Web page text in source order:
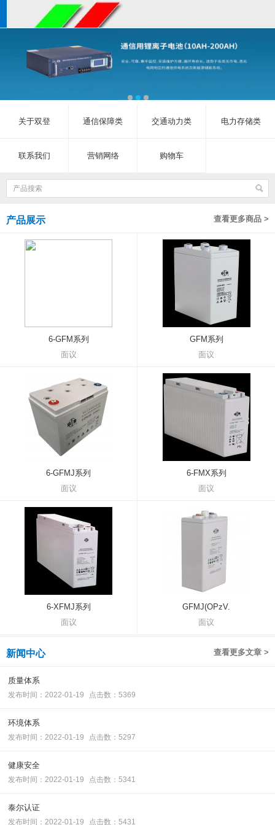
关于双登 通信保障类 交通动力类 电力存储类
联系我们 营销网络 购物车
查看更多商品 >
产品展示
6-GFM系列
面议
GFM系列
面议
6-GFMJ系列
面议
6-FMX系列
面议
6-XFMJ系列
面议
GFMJ(OPzV.
面议
查看更多文章 >
新闻中心
质量体系
发布时间：2022-01-19 点击数：5369
环境体系
发布时间：2022-01-19 点击数：5297
健康安全
发布时间：2022-01-19 点击数：5341
泰尔认证
发布时间：2022-01-19 点击数：5431